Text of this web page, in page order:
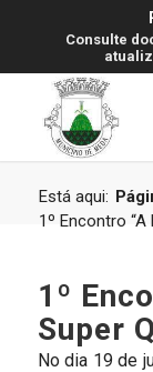
Consulte
Está aqui:
1º Encontro
1º
Super
No dia 19 de